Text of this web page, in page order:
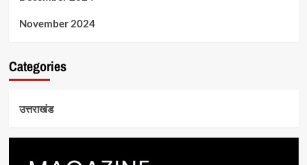
November 2024
Categories
उत्तराखंड